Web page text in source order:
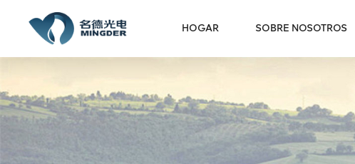
HOGAR SOBRE NOSOTROS